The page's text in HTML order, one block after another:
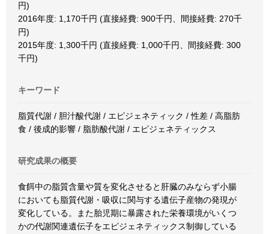
円)
2016年度: 1,170千円 (直接経費: 900千円、間接経費: 270千
円)
2015年度: 1,300千円 (直接経費: 1,000千円、間接経費: 300
千円)
キーワード
脂質代謝 / 胆汁酸代謝 / エピジェネティック / 性差 / 高脂肪
食 / 後成的影響 / 脂肪酸代謝 / エピジェネティックス
研究成果の概要
食餌中の脂質含量や質を変化させると肝臓のみならず小腸
においても脂質代謝・吸収に関与する遺伝子産物の発現が
変化している。また胎児期に暴露された栄養環境がいくつ
かの代謝関連遺伝子をエピジェネティックス制御している